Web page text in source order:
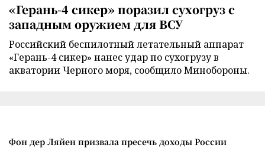
«Герань-4 сикер» поразил сухогруз с
западным оружием для ВСУ
Российский беспилотный летательный аппарат
«Герань-4 сикер» нанес удар по сухогрузу в
акватории Черного моря, сообщило Минобороны.
Фон дер Ляйен призвала пресечь доходы России